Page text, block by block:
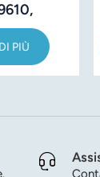
mm.
PIÙ